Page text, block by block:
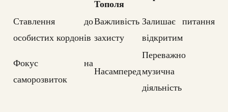
Тополя
Ставлення до
особистих кордонів
Важливість
захисту
Залишає питання
відкритим
Фокус на
саморозвиток
Насамперед
Переважно
музична
діяльність